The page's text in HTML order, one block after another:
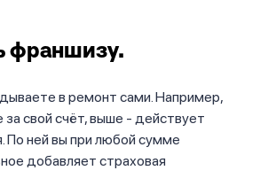
франшизу.
в ремонт сами. Например,
свой счёт, выше - действует
По ней вы при любой сумме
добавляет страховая